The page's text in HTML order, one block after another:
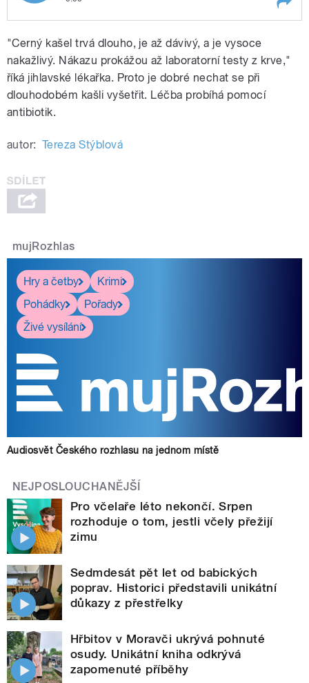
"Cerný kašel trvá dlouho, je až dávivý, a je vysoce
nakažlivý. Nákazu prokážou až laboratorní testy z krve,"
říká jihlavské lékařka. Proto je dobré nechat se při
dlouhodobém kašli vyšetřit. Léčba probíhá pomocí
antibiotik.
autor: Tereza Stýblová
mujRozhlas
Hry a četby
Krimi
Pohádky
Pořady
Živé vysílání
Audiosvět Českého rozhlasu na jednom místě
NEJPOSLOUCHANĚJŠÍ
Pro včelaře léto nekončí. Srpen
rozhoduje o tom, jestli včely přežijí
zimu
Sedmdesát pět let od babických
poprav. Historici představili unikátní
důkazy z přestřelky
Hřbitov v Moravči ukrývá pohnuté
osudy. Unikátní kniha odkrývá
zapomenuté příběhy